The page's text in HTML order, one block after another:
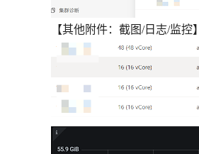
【其他附件：截图/日志/监控】